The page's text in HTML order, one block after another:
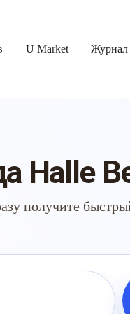
U Market Журнал
Halle
получите